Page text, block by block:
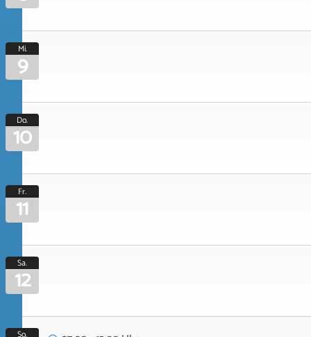
Mi.
9
Do.
10
Fr.
11
Sa.
12